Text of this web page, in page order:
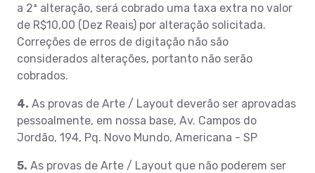
a 2ª alteração, será cobrado uma taxa extra no valor
de R$10,00 (Dez Reais) por alteração solicitada.
Correções de erros de digitação não são
considerados alterações, portanto não serão
cobrados.
4. As provas de Arte / Layout deverão ser aprovadas
pessoalmente, em nossa base, Av. Campos do
Jordão, 194, Pq. Novo Mundo, Americana - SP
5. As provas de Arte / Layout que não poderem ser